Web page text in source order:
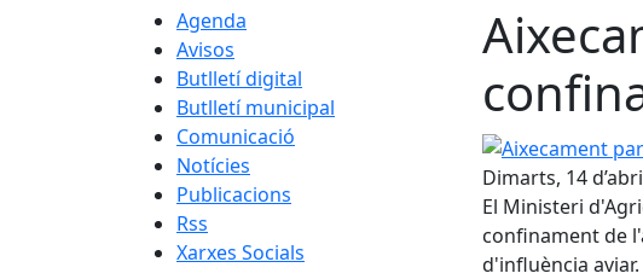
Agenda
Avisos
Butlletí digital
Butlletí municipal
Comunicació
Notícies
Publicacions
Rss
Xarxes Socials
Aixecament
Dimarts, 14
El Ministeri
confinament de
d'influència aviar.